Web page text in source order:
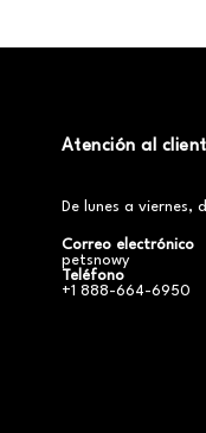
Atención al
De lunes a viernes,
Correo electrónico
petsnowy
Teléfono
+1 888-664-6950